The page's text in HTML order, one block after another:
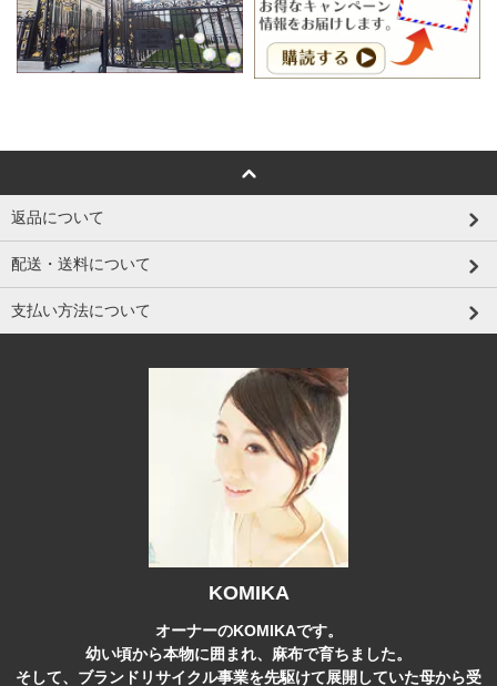
返品について
配送・送料について
支払い方法について
KOMIKA
オーナーのKOMIKAです。
幼い頃から本物に囲まれ、麻布で育ちました。
そして、ブランドリサイクル事業を先駆けて展開していた母から受